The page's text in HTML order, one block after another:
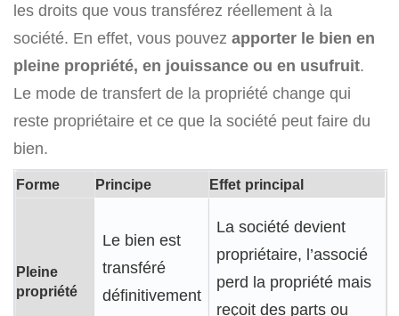
les droits que vous transférez réellement à la
société. En effet, vous pouvez apporter le bien en
pleine propriété, en jouissance ou en usufruit.
Le mode de transfert de la propriété change qui
reste propriétaire et ce que la société peut faire du
bien.
Forme Principe Effet principal
Pleine
propriété
Le bien est
transféré
définitivement
La société devient
propriétaire, l’associé
perd la propriété mais
reçoit des parts ou